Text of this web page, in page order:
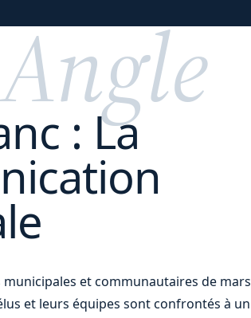
: La
municipales et communautaires de mars
et leurs équipes sont confrontés à un